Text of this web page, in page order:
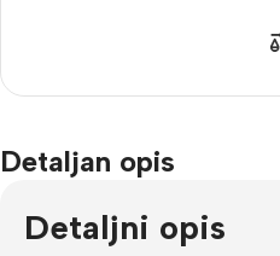
Detaljan opis
Detaljni opis